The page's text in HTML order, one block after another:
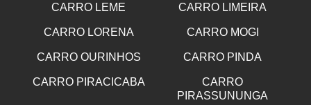
CARRO LEME CARRO LIMEIRA
CARRO LORENA CARRO MOGI
CARRO OURINHOS CARRO PINDA
CARRO PIRACICABA
CARRO
PIRASSUNUNGA